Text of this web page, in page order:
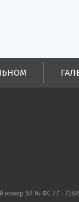
номер ЭЛ № ФС 77 -